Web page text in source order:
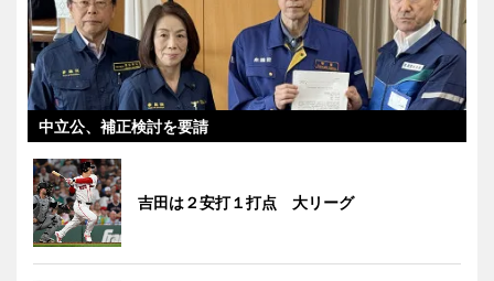
中立公、補正検討を要請
吉田は２安打１打点 大リーグ